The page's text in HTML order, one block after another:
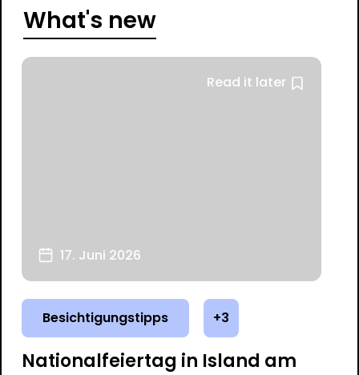
What's new
Read it later
17. Juni 2026
Besichtigungstipps +3
Nationalfeiertag in Island am